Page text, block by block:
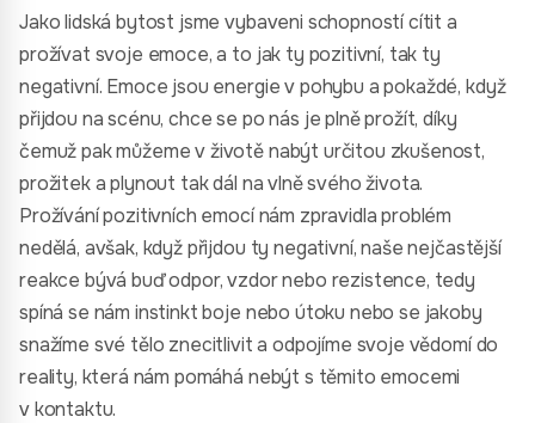
Jako lidská bytost jsme vybaveni schopností cítit a
prožívat svoje emoce, a to jak ty pozitivní, tak ty
negativní. Emoce jsou energie v pohybu a pokaždé, když
přijdou na scénu, chce se po nás je plně prožít, díky
čemuž pak můžeme v životě nabýt určitou zkušenost,
prožitek a plynout tak dál na vlně svého života.
Prožívání pozitivních emocí nám zpravidla problém
nedělá, avšak, když přijdou ty negativní, naše nejčastější
reakce bývá buď odpor, vzdor nebo rezistence, tedy
spíná se nám instinkt boje nebo útoku nebo se jakoby
snažíme své tělo znecitlivit a odpojíme svoje vědomí do
reality, která nám pomáhá nebýt s těmito emocemi
v kontaktu.